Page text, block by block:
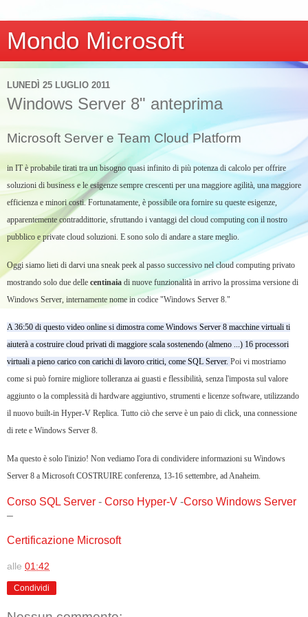
Mondo Microsoft
LUNEDÌ 25 LUGLIO 2011
Windows Server 8" anteprima
Microsoft Server e Team Cloud Platform
in IT è probabile tirati tra un bisogno quasi infinito di più potenza di calcolo per offrire
soluzioni di business e le esigenze sempre crescenti per una maggiore agilità, una maggiore
efficienza e minori costi. Fortunatamente, è possibile ora fornire su queste esigenze,
apparentemente contraddittorie, sfruttando i vantaggi del cloud computing con il nostro
pubblico e private cloud soluzioni. E sono solo di andare a stare meglio.
Oggi siamo lieti di darvi una sneak peek al passo successivo nel cloud computing privato
mostrando solo due delle centinaia di nuove funzionalità in arrivo la prossima versione di
Windows Server, internamente nome in codice "Windows Server 8."
A 36:50 di questo video online si dimostra come Windows Server 8 macchine virtuali ti
aiuterà a costruire cloud privati di maggiore scala sostenendo (almeno ...) 16 processori
virtuali a pieno carico con carichi di lavoro critici, come SQL Server. Poi vi mostriamo
come si può fornire migliore tolleranza ai guasti e flessibilità, senza l'imposta sul valore
aggiunto o la complessità di hardware aggiuntivo, strumenti e licenze software, utilizzando
il nuovo built-in Hyper-V Replica. Tutto ciò che serve è un paio di click, una connessione
di rete e Windows Server 8.
Ma questo è solo l'inizio! Non vediamo l'ora di condividere informazioni su Windows
Server 8 a Microsoft COSTRUIRE conferenza, 13-16 settembre, ad Anaheim.
Corso SQL Server - Corso Hyper-V -Corso Windows Server
–
Certificazione Microsoft
alle 01:42
Condividi